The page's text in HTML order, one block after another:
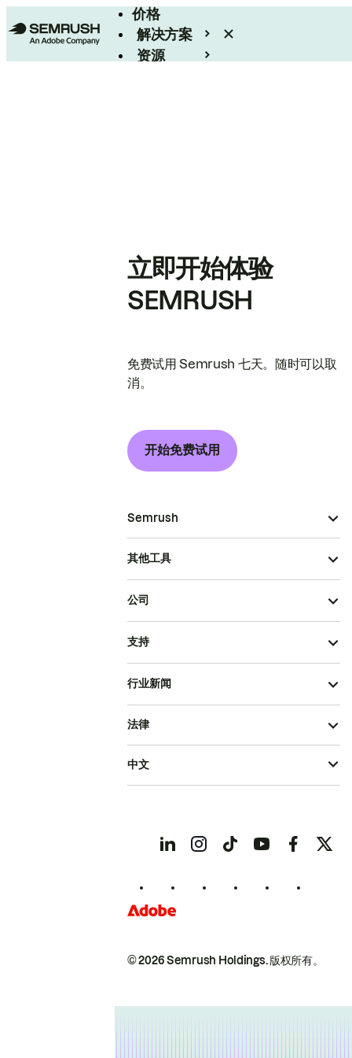
价格
解决方案
资源
立即开始体验
SEMRUSH
免费试用 Semrush 七天。随时可以取
消。
开始免费试用
Semrush
其他工具
公司
支持
行业新闻
© 2026 Semrush Holdings.版权所有。
法律
中文